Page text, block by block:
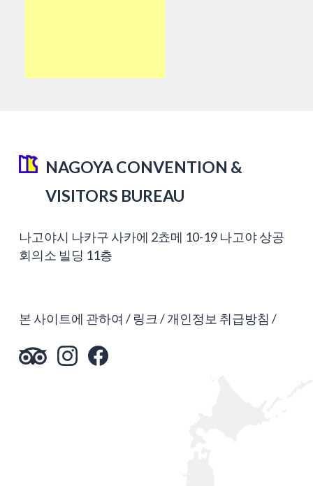
NAGOYA CONVENTION &
VISITORS BUREAU
나고야시 나카구 사카에 2쵸메 10-19 나고야 상공
회의소 빌딩 11층
본 사이트에 관하여 링크 개인정보 취급방침